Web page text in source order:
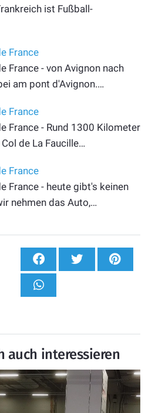
ist Fußball-
France
France - von Avignon nach
am pont d'Avignon.…
France
France - Rund 1300 Kilometer
de La Faucille…
France
France - heute gibt's keinen
nehmen das Auto,…
auch interessieren